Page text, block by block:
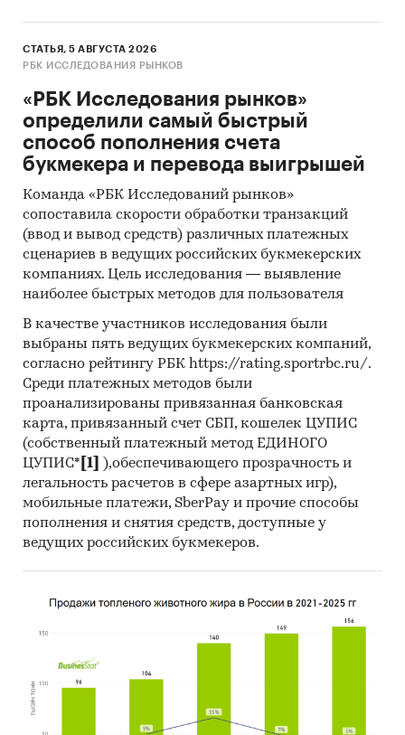
СТАТЬЯ, 5 АВГУСТА 2026
РБК ИССЛЕДОВАНИЯ РЫНКОВ
«РБК Исследования рынков»
определили самый быстрый
способ пополнения счета
букмекера и перевода выигрышей
Команда «РБК Исследований рынков»
сопоставила скорости обработки транзакций
(ввод и вывод средств) различных платежных
сценариев в ведущих российских букмекерских
компаниях. Цель исследования — выявление
наиболее быстрых методов для пользователя
В качестве участников исследования были
выбраны пять ведущих букмекерских компаний,
согласно рейтингу РБК https://rating.sportrbc.ru/.
Среди платежных методов были
проанализированы привязанная банковская
карта, привязанный счет СБП, кошелек ЦУПИС
(собственный платежный метод ЕДИНОГО
ЦУПИС* [1]
),обеспечивающего прозрачность и
легальность расчетов в сфере азартных игр),
мобильные платежи, SberPay и прочие способы
пополнения и снятия средств, доступные у
ведущих российских букмекеров.